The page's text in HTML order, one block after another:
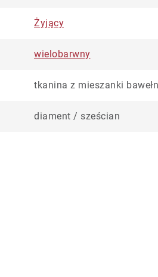
Żyjący
wielobarwny
tkanina z mieszanki
diament / sześcian